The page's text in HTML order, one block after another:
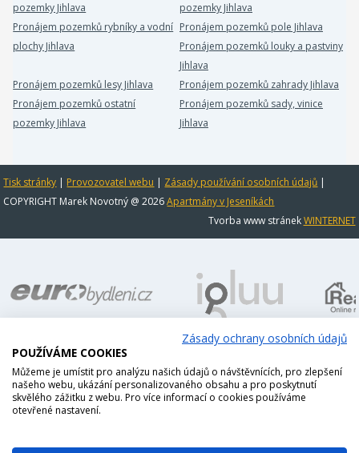
pozemky Jihlava
pozemky Jihlava
Pronájem pozemků rybníky a vodní
plochy Jihlava
Pronájem pozemků pole Jihlava
Pronájem pozemků louky a pastviny
Jihlava
Pronájem pozemků lesy Jihlava
Pronájem pozemků zahrady Jihlava
Pronájem pozemků ostatní
pozemky Jihlava
Pronájem pozemků sady, vinice
Jihlava
Tisk stránky | Provozovatel webu | Zásady používání osobních údajů |
COPYRIGHT Marek Novotný @ 2026Apartmány v Jeseníkách
Tvorba www stránekWINTERNET
Zásady ochrany osobních údajů
POUŽÍVÁME COOKIES
Můžeme je umístit pro analýzu našich údajů o návštěvnících, pro zlepšení
našeho webu, ukázání personalizovaného obsahu a pro poskytnutí
skvělého zážitku z webu. Pro více informací o cookies používáme
otevřené nastavení.